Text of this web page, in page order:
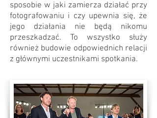
sposobie w jaki zamierza działać przy
fotografowaniu i czy upewnia się, że
jego działania nie będą nikomu
przeszkadzać. To wszystko służy
również budowie odpowiednich relacji
z głównymi uczestnikami spotkania.